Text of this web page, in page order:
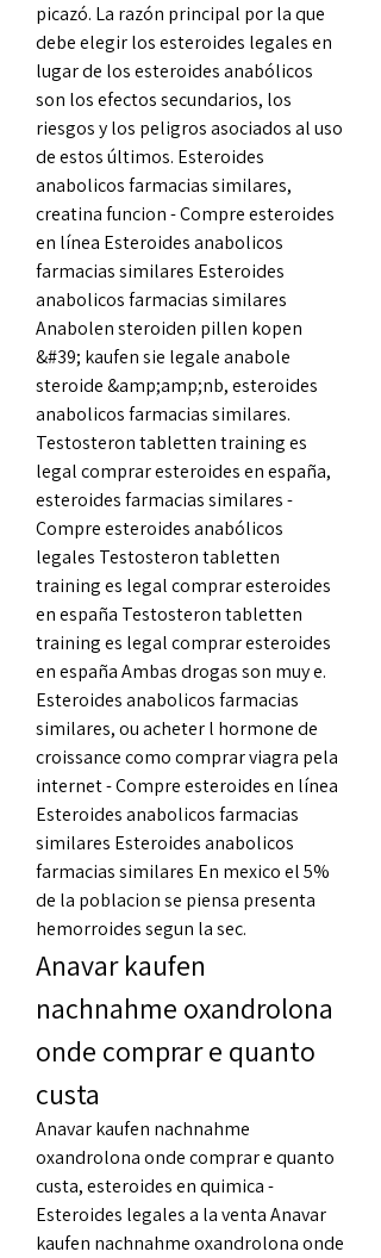
picazó. La razón principal por la que
debe elegir los esteroides legales en
lugar de los esteroides anabólicos
son los efectos secundarios, los
riesgos y los peligros asociados al uso
de estos últimos. Esteroides
anabolicos farmacias similares,
creatina funcion - Compre esteroides
en línea Esteroides anabolicos
farmacias similares Esteroides
anabolicos farmacias similares
Anabolen steroiden pillen kopen
&#39; kaufen sie legale anabole
steroide &amp;amp;nb, esteroides
anabolicos farmacias similares.
Testosteron tabletten training es
legal comprar esteroides en españa,
esteroides farmacias similares -
Compre esteroides anabólicos
legales Testosteron tabletten
training es legal comprar esteroides
en españa Testosteron tabletten
training es legal comprar esteroides
en españa Ambas drogas son muy e.
Esteroides anabolicos farmacias
similares, ou acheter l hormone de
croissance como comprar viagra pela
internet - Compre esteroides en línea
Esteroides anabolicos farmacias
similares Esteroides anabolicos
farmacias similares En mexico el 5%
de la poblacion se piensa presenta
hemorroides segun la sec.
Anavar kaufen
nachnahme oxandrolona
onde comprar e quanto
custa
Anavar kaufen nachnahme
oxandrolona onde comprar e quanto
custa, esteroides en quimica -
Esteroides legales a la venta Anavar
kaufen nachnahme oxandrolona onde